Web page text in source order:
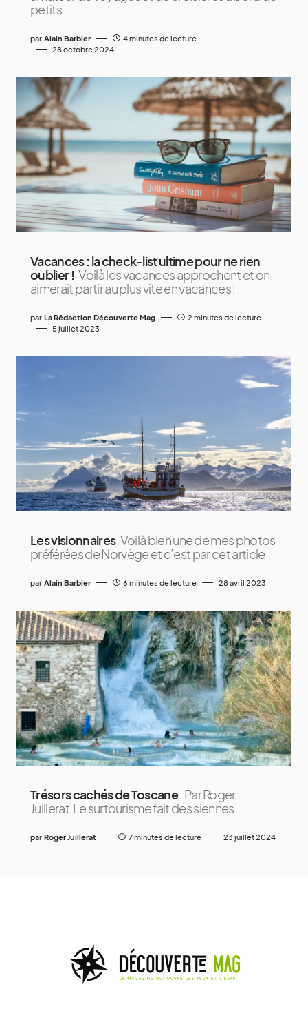
petits
par Alain Barbier
4 minutes de lecture
28 octobre 2024
Vacances : la check-list ultime pour ne rien
oublier ! Voilà les vacances approchent et on
aimerait partir au plus vite en vacances !
par La Rédaction Découverte Mag
2 minutes de lecture
5 juillet 2023
Les visionnaires Voilà bien une de mes photos
préférées de Norvège et c’est par cet article
par Alain Barbier 6 minutes de lecture 28 avril 2023
Trésors cachés de Toscane Par Roger
Juillerat Le surtourisme fait des siennes
par Roger Juillerat 7 minutes de lecture 23 juillet 2024